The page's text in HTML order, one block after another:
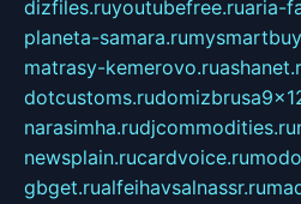
dizfiles.ruyoutubefree.ruaria-
planeta-samara.ru
matrasy-kemerovo.ru
dotcustoms.ru
narasimha.rudjcommodities.ru
newsplain.rucardvoice.ru
gbget.rualfeihavsalnassr.ru